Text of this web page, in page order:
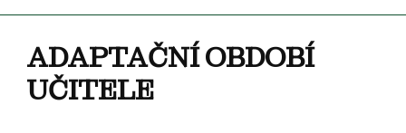
ADAPTAČNÍ OBDOBÍ
UČITELE